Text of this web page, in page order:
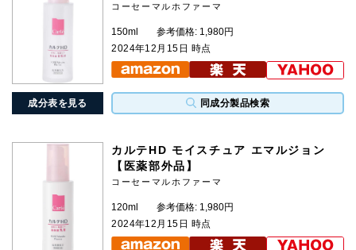
成分表を見る 同成分製品検索
コーセーマルホファーマ
150ml
参考価格: 1,980円
2024年12月15日 時点
カルテHD モイスチュア エマルジョン
【医薬部外品】
コーセーマルホファーマ
120ml
参考価格: 1,980円
2024年12月15日 時点